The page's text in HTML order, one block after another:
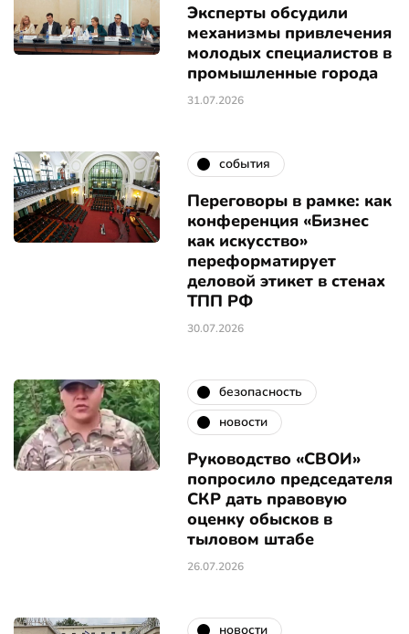
Эксперты обсудили
механизмы привлечения
молодых специалистов в
промышленные города
31.07.2026
события
Переговоры в рамке: как
конференция «Бизнес
как искусство»
переформатирует
деловой этикет в стенах
ТПП РФ
30.07.2026
безопасность
новости
Руководство «СВОИ»
попросило председателя
СКР дать правовую
оценку обысков в
тыловом штабе
26.07.2026
новости